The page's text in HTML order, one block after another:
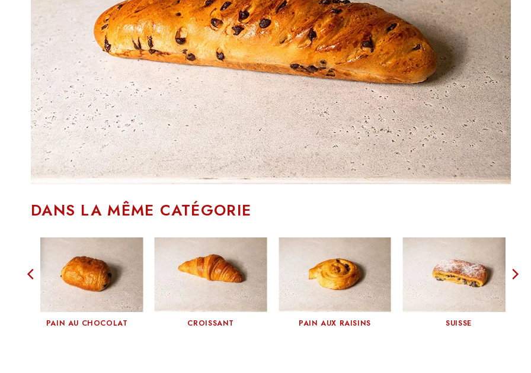
DANS LA MÊME CATÉGORIE
PAIN AU CHOCOLAT CROISSANT PAIN AUX RAISINS SUISSE